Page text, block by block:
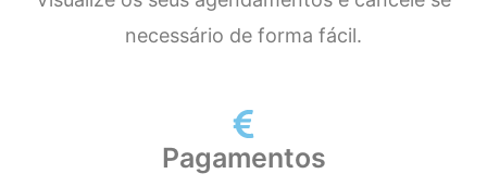
necessário de forma fácil.
Pagamentos